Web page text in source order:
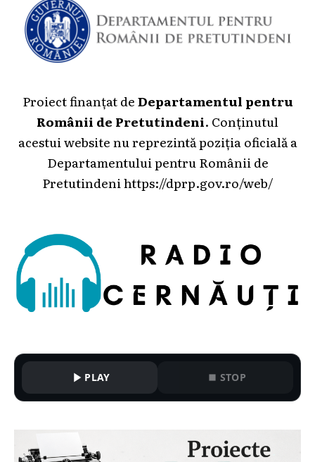
Proiect finanțat deDepartamentul pentru
Românii de Pretutindeni. Conținutul
acestui website nu reprezintă poziția oficială a
Departamentului pentru Românii de
Pretutindeni https://dprp.gov.ro/web/
PLAY STOP